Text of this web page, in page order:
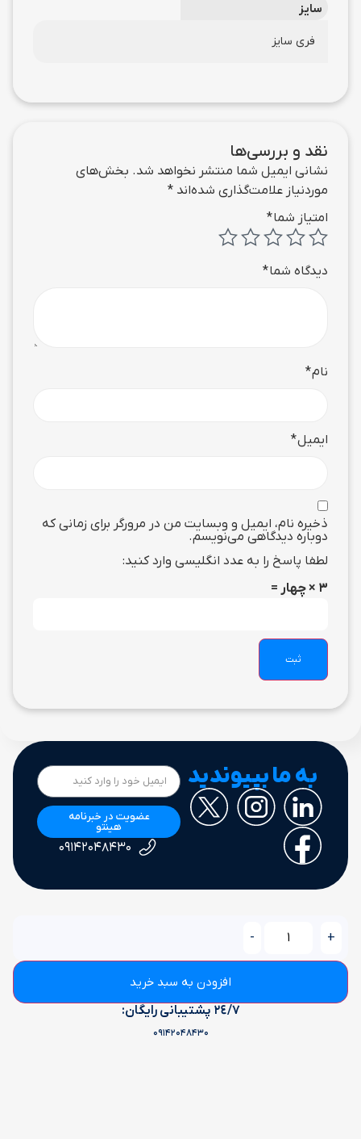
+
-
افزودن به سبد خرید
سایز
فری سایز
نقد و بررسی‌ها
نشانی ایمیل شما منتشر نخواهد شد. بخش‌های
موردنیاز علامت‌گذاری شده‌اند *
امتیاز شما*
دیدگاه شما*
نام*
ایمیل*
ذخیره نام، ایمیل و وبسایت من در مرورگر برای زمانی که
دوباره دیدگاهی می‌نویسم.
لطفا پاسخ را به عدد انگلیسی وارد کنید:
3 × چهار =
به ما بپیوندید
عضویت در خبرنامه
هینتو
۰۹۱۴۲۰۴۸۴۳۰
بوکان ، میدان فرمانداری ، فروشگاه هینتو
٢٤/٧ پشتیبانی رایگان:
09142048430